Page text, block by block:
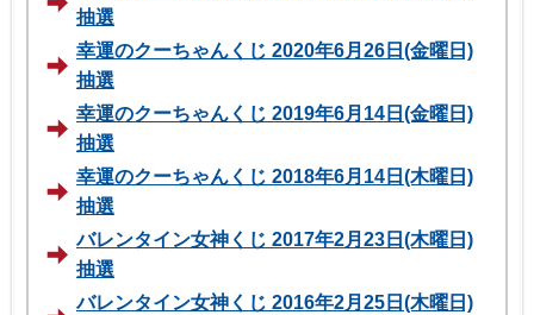
抽選
幸運のクーちゃんくじ 2020年6月26日(金曜日)
抽選
幸運のクーちゃんくじ 2019年6月14日(金曜日)
抽選
幸運のクーちゃんくじ 2018年6月14日(木曜日)
抽選
バレンタイン女神くじ 2017年2月23日(木曜日)
抽選
バレンタイン女神くじ 2016年2月25日(木曜日)